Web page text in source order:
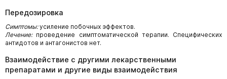
Передозировка
Симптомы:усиление побочных эффектов.
Лечение: проведение симптоматической терапии. Специфических
антидотов и антагонистов нет.
Взаимодействие с другими лекарственными
препаратами и другие виды взаимодействия